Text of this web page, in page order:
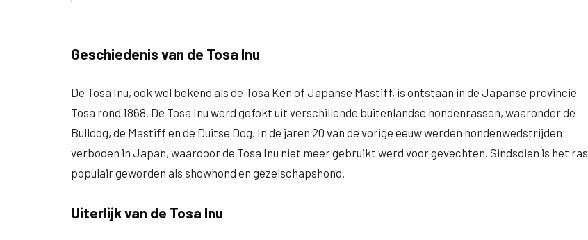
Geschiedenis van de Tosa Inu
De Tosa Inu, ook wel bekend als de Tosa Ken of Japanse Mastiff, is ontstaan in de Japanse provincie
Tosa rond 1868. De Tosa Inu werd gefokt uit verschillende buitenlandse hondenrassen, waaronder de
Bulldog, de Mastiff en de Duitse Dog. In de jaren 20 van de vorige eeuw werden hondenwedstrijden
verboden in Japan, waardoor de Tosa Inu niet meer gebruikt werd voor gevechten. Sindsdien is het ras
populair geworden als showhond en gezelschapshond.
Uiterlijk van de Tosa Inu